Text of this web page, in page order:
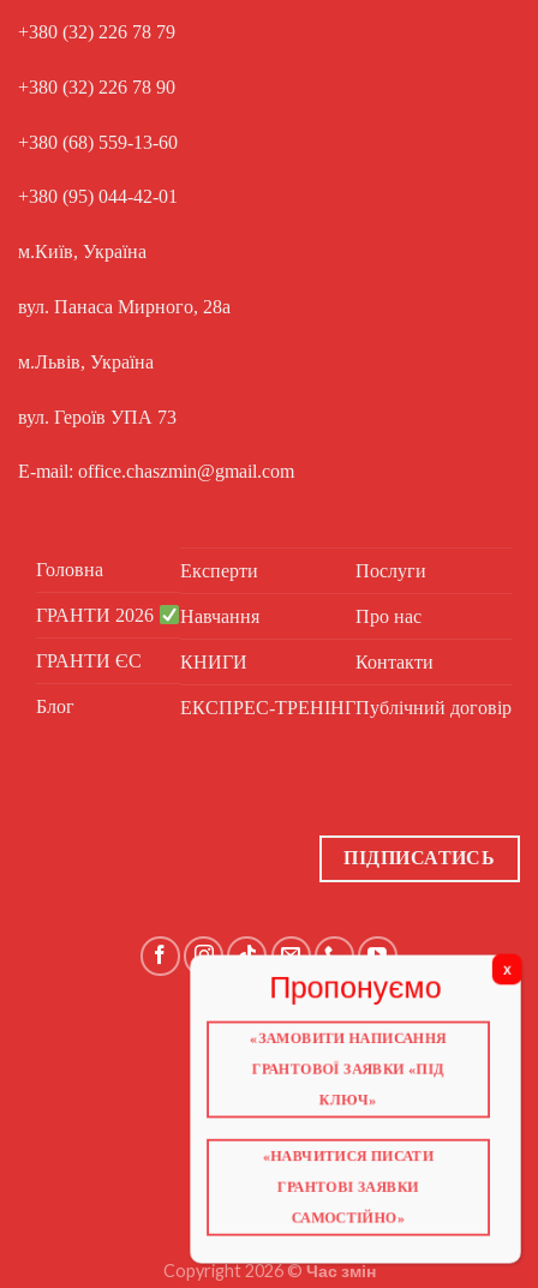
+380 (32) 226 78 79
+380 (32) 226 78 90
+380 (68) 559-13-60
+380 (95) 044-42-01
м.Київ, Україна
вул. Панаса Мирного, 28а
м.Львів, Україна
вул. Героїв УПА 73
E-mail: office.chaszmin@gmail.com
Головна
ГРАНТИ 2026
ГРАНТИ ЄС
Блог
Експерти
Навчання
КНИГИ
ЕКСПРЕС-ТРЕНІНГ
Послуги
Про нас
Контакти
Публічний договір
ПІДПИСАТИСЬ
ГОЛОВНА
ГРАНТИ 2026
НАВЧАННЯ
КНИГИ
ВІДЕО ПРО ГРАНТИ
Copyright 2026 ©Час змін
«ЗАМОВИТИ НАПИСАННЯ
ГРАНТОВОЇ ЗАЯВКИ «ПІД
КЛЮЧ»
«НАВЧИТИСЯ ПИСАТИ
ГРАНТОВІ ЗАЯВКИ
САМОСТІЙНО»